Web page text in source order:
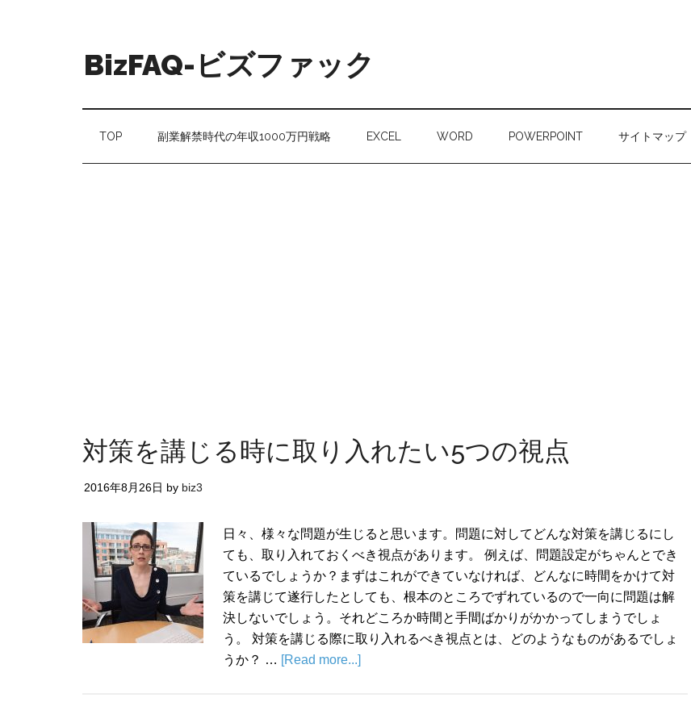
BizFAQ-ビズファック
TOP 副業解禁時代の年収1000万円戦略 EXCEL WORD POWERPOINT サイトマップ
対策を講じる時に取り入れたい5つの視点
2016年8月26日 by biz3
日々、様々な問題が生じると思います。問題に対してどんな対策を講じるにし
ても、取り入れておくべき視点があります。 例えば、問題設定がちゃんとでき
ているでしょうか？まずはこれができていなければ、どんなに時間をかけて対
策を講じて遂行したとしても、根本のところでずれているので一向に問題は解
決しないでしょう。それどころか時間と手間ばかりがかかってしまうでしょ
う。 対策を講じる際に取り入れるべき視点とは、どのようなものがあるでしょ
うか？ … [Read more...]